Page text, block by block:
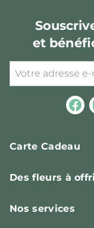
et
Carte Cadeau
Des fleurs à
Nos services